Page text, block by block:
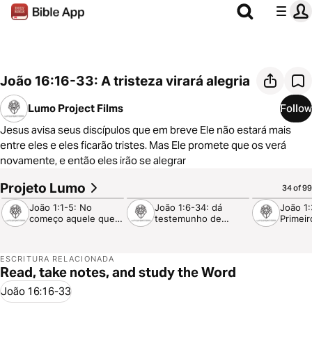
João 16:16-33: A tristeza virará alegria
Lumo Project Films
Follow
Jesus avisa seus discípulos que em breve Ele não estará mais
entre eles e eles ficarão tristes. Mas Ele promete que os verá
novamente, e então eles irão se alegrar
Projeto Lumo 34 of 99
1:26
João 1:1-5: No
começo aquele que é
João 1:6-34: dá
testemunho de
João
ESCRITURA RELACIONADA
Read, take notes, and study the Word
João 16:16-33